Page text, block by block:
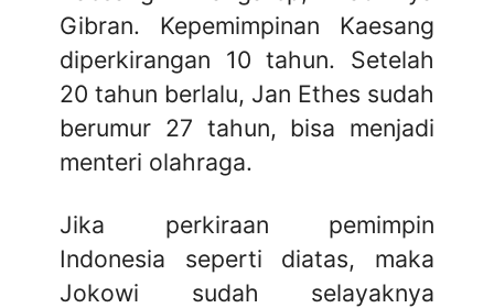
Gibran. Kepemimpinan Kaesang
diperkirangan 10 tahun. Setelah
20 tahun berlalu, Jan Ethes sudah
berumur 27 tahun, bisa menjadi
menteri olahraga.
Jika perkiraan pemimpin
Indonesia seperti diatas, maka
Jokowi sudah selayaknya